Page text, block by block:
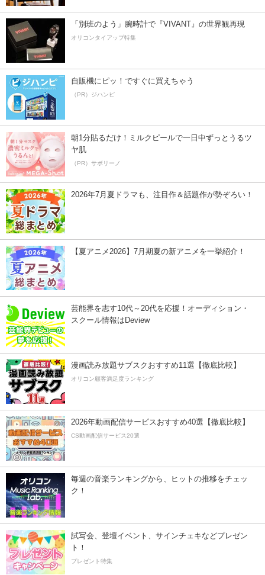
「別班のよう」腕時計で『VIVANT』の世界観再現
オリコンタイアップ特集
自販機にピッ！ですぐに買えちゃう
（PR）ジハンピ
朝1分貼るだけ！ミルクピールで一日中ずっとうるツ
ヤ肌
（PR）サボリーノ
2026年7月夏ドラマも、注目作＆話題作が勢ぞろい！
【夏アニメ2026】7月期夏の新アニメを一挙紹介！
芸能界を志す10代～20代を応援！オーディション・
スクール情報はDeview
漫画読み放題サブスクおすすめ11選【徹底比較】
オリコン顧客満足度ランキング
2026年動画配信サービスおすすめ40選【徹底比較】
CS動画配信サービス20選
毎週の音楽ランキングから、ヒットの推移をチェッ
ク！
試写会、登壇イベント、サインチェキなどプレゼン
ト！
プレゼント特集